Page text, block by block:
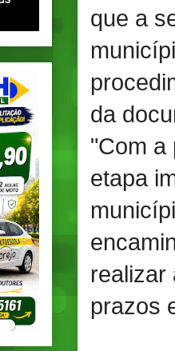
que a
da
"Com a
etapa
realizar
prazos